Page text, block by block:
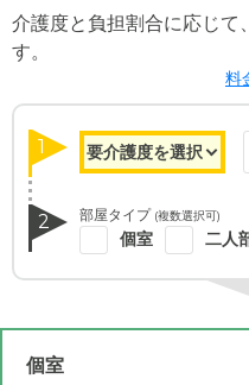
介護度と負担割合に応じて
す。
料
1
2 部屋タイプ (複数選択可)
個室 二人
個室